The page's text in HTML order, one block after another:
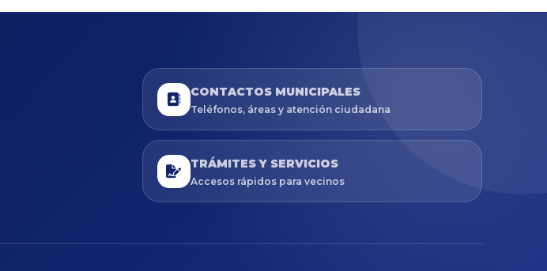
CONTACTOS MUNICIPALES
Teléfonos, áreas y atención ciudadana
TRÁMITES Y SERVICIOS
Accesos rápidos para vecinos